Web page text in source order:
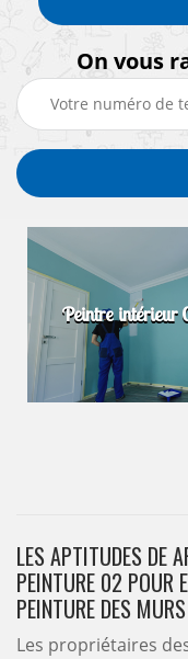
On vous
Peintre intérieur
LES APTITUDES DE
PEINTURE 02 POUR
PEINTURE DES
Les propriétaires